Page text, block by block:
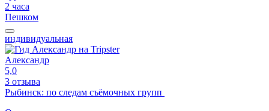
2 часа
Пешком
индивидуальная
Александр
5,0
3 отзыва
Рыбинск: по следам съёмочных групп